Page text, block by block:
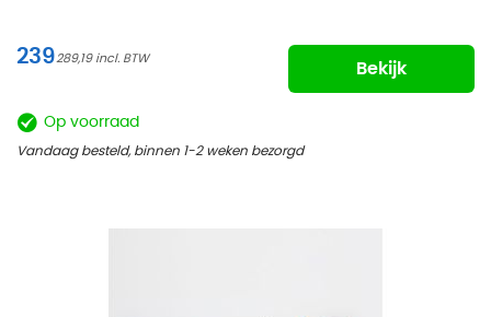
239289,19
Bekijk
Op voorraad
Vandaag besteld, binnen 1-2 weken bezorgd